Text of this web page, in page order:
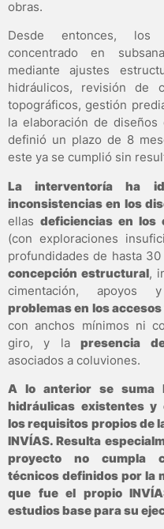
obras.
Desde entonces,
concentrado en
mediante ajustes
hidráulicos, revisión de
topográficos, gestión
la elaboración de
definió un plazo de 8
este ya se cumplió sin
La interventoría ha
inconsistencias en los
ellas deficiencias en los
(con exploraciones
profundidades de hasta
concepción estructural,
cimentación, apoyos
problemas en los
con anchos mínimos ni
giro, y lapresencia
asociados a coluviones.
A lo anterior se suma
hidráulicas existentes y
los requisitos propios de
INVÍAS. Resulta
proyecto no cumpla
técnicos definidos por la
que fue el propio
estudios base para su